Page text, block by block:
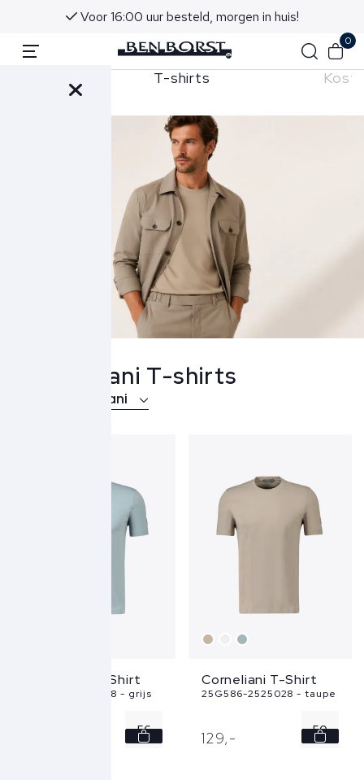
Voor 16:00 uur besteld, morgen in huis!
0
T-shirts
Corneliani T-shirts
Over Corneliani
Corneliani T-Shirt
25G586-2525028 - grijs
56
Corneliani T-Shirt
25G586-2525028 - taupe
129,- 50